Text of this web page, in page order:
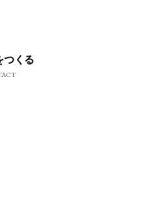
つくる